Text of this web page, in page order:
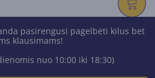
pasirengusi pagelbėti kilus bet
klausimams!
nuo 10:00 iki 18:30)